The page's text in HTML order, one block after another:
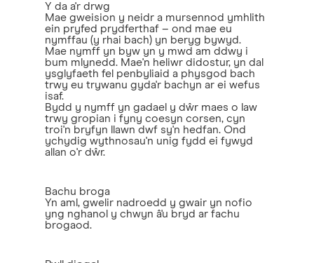
Y da a'r drwg
Mae gweision y neidr a mursennod ymhlith
ein pryfed prydferthaf – ond mae eu
nymffau (y rhai bach) yn beryg bywyd.
Mae nymff yn byw yn y mwd am ddwy i
bum mlynedd. Mae'n heliwr didostur, yn dal
ysglyfaeth fel penbyliaid a physgod bach
trwy eu trywanu gyda'r bachyn ar ei wefus
isaf.
Bydd y nymff yn gadael y dŵr maes o law
trwy gropian i fyny coesyn corsen, cyn
troi'n bryfyn llawn dwf sy'n hedfan. Ond
ychydig wythnosau'n unig fydd ei fywyd
allan o'r dŵr.
Bachu broga
Yn aml, gwelir nadroedd y gwair yn nofio
yng nghanol y chwyn â'u bryd ar fachu
brogaod.